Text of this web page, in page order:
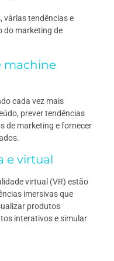
várias tendências e
do marketing de
machine
cada vez mais
prever tendências
de marketing e fornecer
e virtual
virtual (VR) estão
imersivas que
produtos
interativos e simular